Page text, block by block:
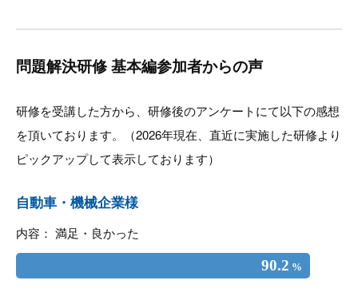
問題解決研修 基本編参加者からの声
研修を受講した方から、研修後のアンケートにて以下の感想
を頂いております。（2026年現在、直近に実施した研修より
ピックアップして表示しております）
自動車・機械企業様
内容： 満足・良かった
90.2 %